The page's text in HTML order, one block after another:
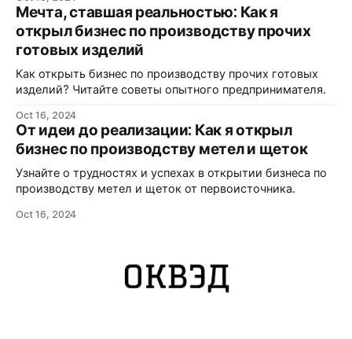
Мечта, ставшая реальностью: Как я
открыл бизнес по производству прочих
готовых изделий
Как открыть бизнес по производству прочих готовых
изделий? Читайте советы опытного предпринимателя.
Oct 16, 2024
От идеи до реализации: Как я открыл
бизнес по производству метел и щеток
Узнайте о трудностях и успехах в открытии бизнеса по
производству метел и щеток от первоисточника.
Oct 16, 2024